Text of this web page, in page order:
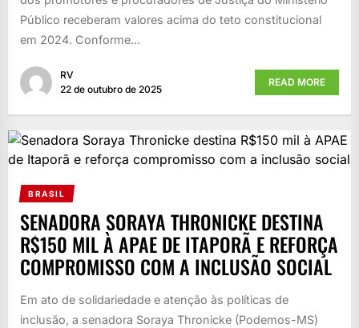
Público receberam valores acima do teto constitucional
em 2024. Conforme...
RV
22 de outubro de 2025
READ MORE
BRASIL
SENADORA SORAYA THRONICKE DESTINA
R$150 MIL À APAE DE ITAPORÃ E REFORÇA
COMPROMISSO COM A INCLUSÃO SOCIAL
Em ato de solidariedade e atenção às políticas de
inclusão, a senadora Soraya Thronicke (Podemos-MS)